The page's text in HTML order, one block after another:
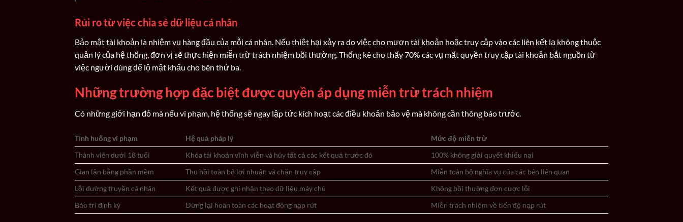
Rủi ro từ việc chia sẻ dữ liệu cá nhân
Bảo mật tài khoản là nhiệm vụ hàng đầu của mỗi cá nhân. Nếu thiệt hại xảy ra do việc cho mượn tài khoản hoặc truy cập vào các liên kết lạ không thuộc
quản lý của hệ thống, đơn vị sẽ thực hiện miễn trừ trách nhiệm bồi thường. Thống kê cho thấy 70% các vụ mất quyền truy cập tài khoản bắt nguồn từ
việc người dùng để lộ mật khẩu cho bên thứ ba.
Những trường hợp đặc biệt được quyền áp dụng miễn trừ trách nhiệm
Có những giới hạn đỏ mà nếu vi phạm, hệ thống sẽ ngay lập tức kích hoạt các điều khoản bảo vệ mà không cần thông báo trước.
Tình huống vi phạm Hệ quả pháp lý
Mức độ miễn trừ
Thành viên dưới 18 tuổi
Khóa tài khoản vĩnh viễn và hủy tất cả các kết quả trước đó
100% không giải quyết khiếu nại
Gian lận bằng phần mềm
Thu hồi toàn bộ lợi nhuận và chặn truy cập
Miễn toàn bộ nghĩa vụ của các bên liên quan
Lỗi đường truyền cá nhân
Kết quả được ghi nhận theo dữ liệu máy chủ
Không bồi thường đơn cược lỗi
Bảo trì định kỳ
Dừng lại hoàn toàn các hoạt động nạp rút Miễn trách nhiệm về tiến độ nạp rút